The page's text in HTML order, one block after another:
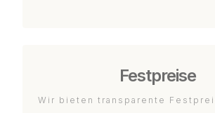
Festpreise
Wir bieten transparente